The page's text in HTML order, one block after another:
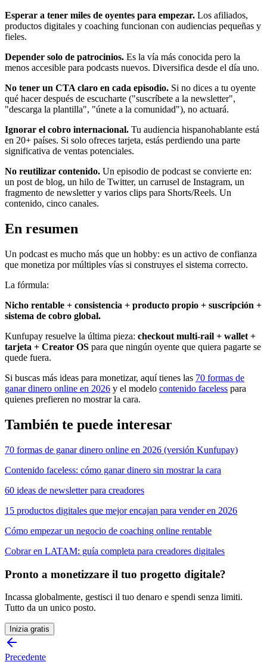
Esperar a tener miles de oyentes para empezar. Los afiliados,
productos digitales y coaching funcionan con audiencias pequeñas y
fieles.
Depender solo de patrocinios. Es la vía más conocida pero la
menos accesible para podcasts nuevos. Diversifica desde el día uno.
No tener un CTA claro en cada episodio. Si no dices a tu oyente
qué hacer después de escucharte ("suscríbete a la newsletter",
"descarga la plantilla", "únete a la comunidad"), no actuará.
Ignorar el cobro internacional. Tu audiencia hispanohablante está
en 20+ países. Si solo ofreces tarjeta, estás perdiendo una parte
significativa de ventas potenciales.
No reutilizar contenido. Un episodio de podcast se convierte en:
un post de blog, un hilo de Twitter, un carrusel de Instagram, un
fragmento de newsletter y varios clips para Shorts/Reels. Un
contenido, cinco canales.
En resumen
Un podcast es mucho más que un hobby: es un activo de confianza
que monetiza por múltiples vías si construyes el sistema correcto.
La fórmula:
Nicho rentable + consistencia + producto propio + suscripción +
sistema de cobro global.
Kunfupay resuelve la última pieza: checkout multi-rail + wallet +
tarjeta + Creator OS para que ningún oyente que quiera pagarte se
quede fuera.
Si buscas más ideas para monetizar, aquí tienes las 70 formas de
ganar dinero online en 2026 y el modelo contenido faceless para
quienes prefieren no mostrar la cara.
También te puede interesar
70 formas de ganar dinero online en 2026 (versión Kunfupay)
Contenido faceless: cómo ganar dinero sin mostrar la cara
60 ideas de newsletter para creadores
15 productos digitales que mejor encajan para vender en 2026
Cómo empezar un negocio de coaching online rentable
Cobrar en LATAM: guía completa para creadores digitales
Pronto a monetizzare il tuo progetto digitale?
Incassa globalmente, gestisci il tuo denaro e spendi senza limiti.
Tutto da un unico posto.
Inizia gratis
Precedente